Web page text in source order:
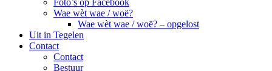
Foto’s op Facebook
Wae wèt wae / woë?
Wae wèt wae / woë? – opgelost
Uit in Tegelen
Contact
Contact
Bestuur